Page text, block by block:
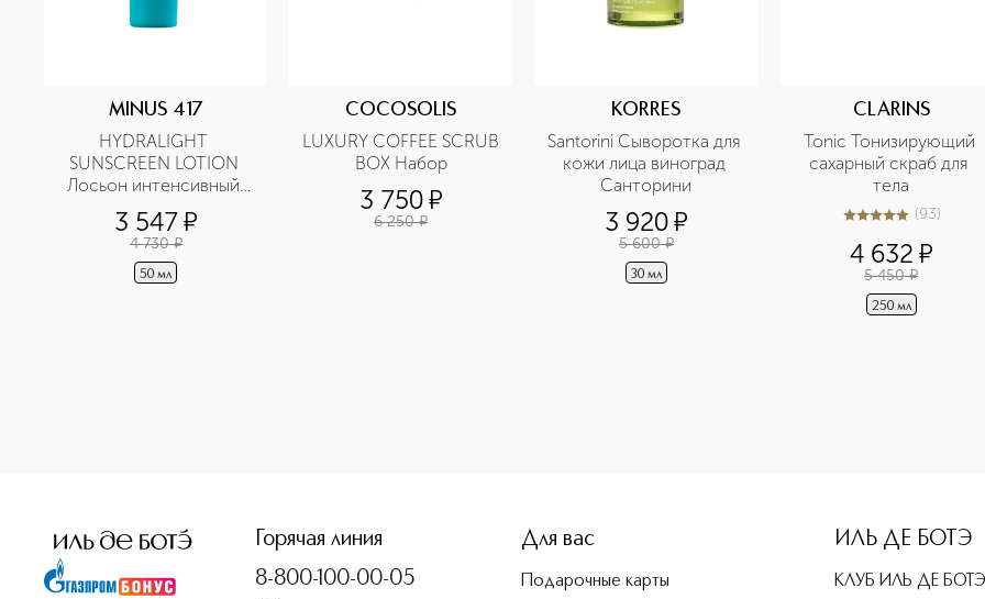
MINUS 417
HYDRALIGHT
SUNSCREEN LOTION
Лосьон интенсивный
увлажняющий
солнцезащитный для
лица и шеи SPF50
3 547¤
4 730 ¤
50 мл
COCOSOLIS
LUXURY COFFEE SCRUB
BOX Набор
3 750¤
6 250 ¤
KORRES
Santorini Cыворотка для
кожи лица виноград
Санторини
3 920¤
5 600 ¤
30 мл
CLARINS
Tonic Тонизирующий
сахарный скраб для
тела
5из 593 (93)
4 632 ¤
5 450 ¤
250 мл
Горячая линия
8-800-100-00-05
Для вас
Подарочные карты
ИЛЬ ДЕ БОТЭ
КЛУБ ИЛЬ ДЕ БОТЭ